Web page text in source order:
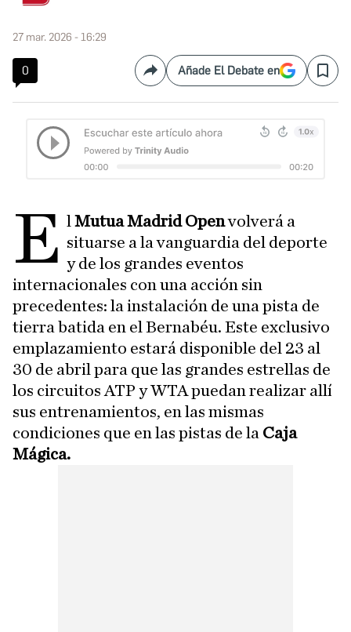
27 mar. 2026 - 16:29
0 CompartirAñade El Debate en Save
E lMutua Madrid Openvolverá a
situarse a la vanguardia del deporte
y de los grandes eventos
internacionales con una acción sin
precedentes: la instalación de una pista de
tierra batida en el Bernabéu. Este exclusivo
emplazamiento estará disponible del 23 al
30 de abril para que las grandes estrellas de
los circuitos ATP y WTA puedan realizar allí
sus entrenamientos, en las mismas
condiciones que en las pistas de la Caja
Mágica.